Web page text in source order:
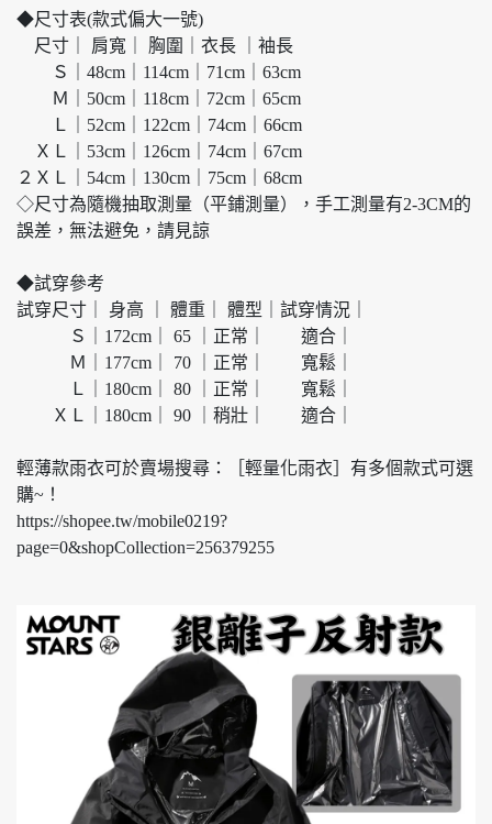
◆尺寸表(款式偏大一號)
尺寸｜ 肩寬｜ 胸圍｜衣長 ｜袖長
Ｓ｜48cm｜114cm｜71cm｜63cm
Ｍ｜50cm｜118cm｜72cm｜65cm
Ｌ｜52cm｜122cm｜74cm｜66cm
ＸＬ｜53cm｜126cm｜74cm｜67cm
２ＸＬ｜54cm｜130cm｜75cm｜68cm
◇尺寸為隨機抽取測量（平鋪測量），手工測量有2-3CM的
誤差，無法避免，請見諒
◆試穿參考
試穿尺寸｜ 身高 ｜ 體重｜ 體型｜試穿情況｜
Ｓ｜172cm｜ 65 ｜正常｜ 適合｜
Ｍ｜177cm｜ 70 ｜正常｜ 寬鬆｜
Ｌ｜180cm｜ 80 ｜正常｜ 寬鬆｜
ＸＬ｜180cm｜ 90 ｜稍壯｜ 適合｜
輕薄款雨衣可於賣場搜尋：［輕量化雨衣］有多個款式可選
購~！
https://shopee.tw/mobile0219?
page=0&shopCollection=256379255